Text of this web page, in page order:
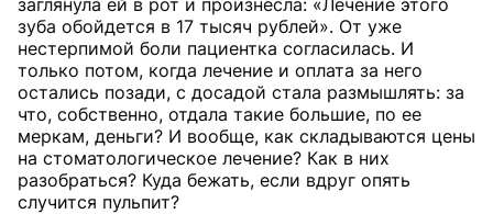
зуба обойдется в 17 тысяч рублей». От уже
нестерпимой боли пациентка согласилась. И
только потом, когда лечение и оплата за него
остались позади, с досадой стала размышлять: за
что, собственно, отдала такие большие, по ее
меркам, деньги? И вообще, как складываются цены
на стоматологическое лечение? Как в них
разобраться? Куда бежать, если вдруг опять
случится пульпит?